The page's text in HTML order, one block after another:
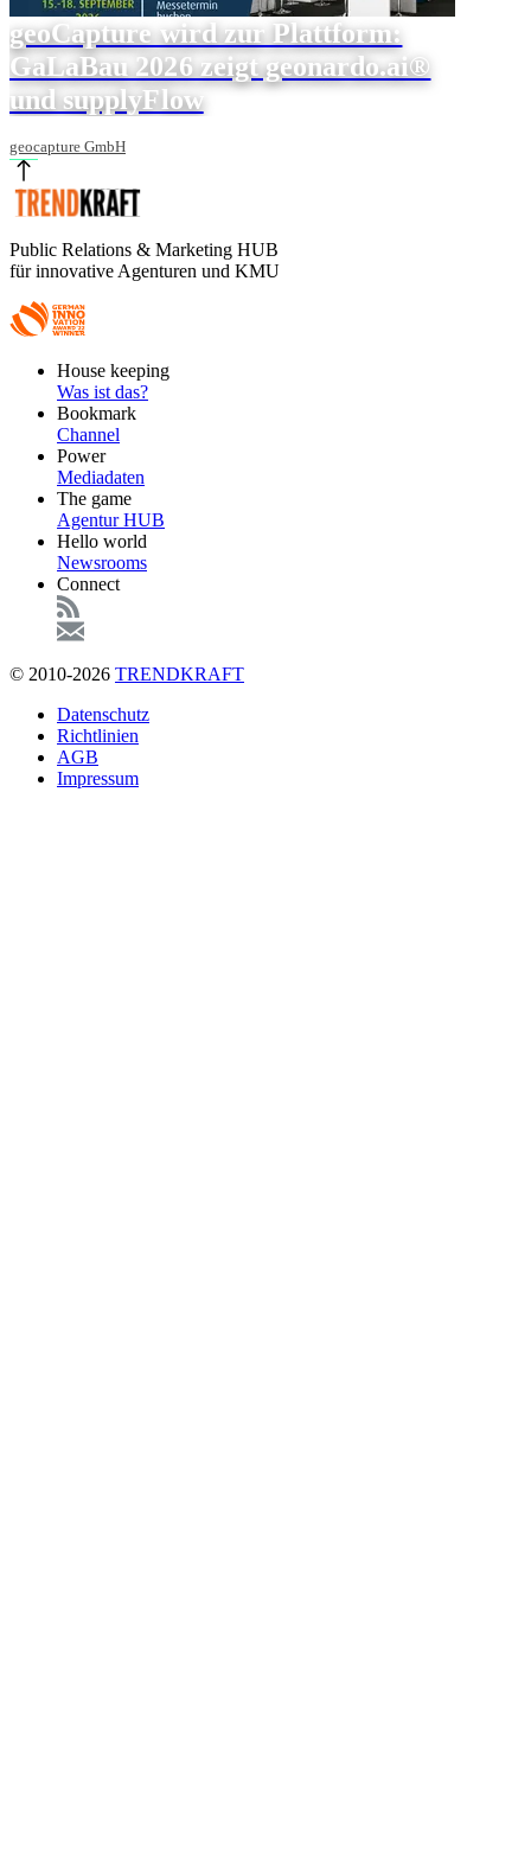
geoCapture wird zur Plattform:
GaLaBau 2026 zeigt geonardo.ai®
und supplyFlow
geocapture GmbH
Public Relations & Marketing HUB
für innovative Agenturen und KMU
FooterHouse keeping
Was ist das?
Bookmark
Channel
Power
Mediadaten
The game
Agentur HUB
Hello world
Newsrooms
Connect
© 2010-2026 TRENDKRAFT
FußzeileDatenschutz
Richtlinien
AGB
Impressum